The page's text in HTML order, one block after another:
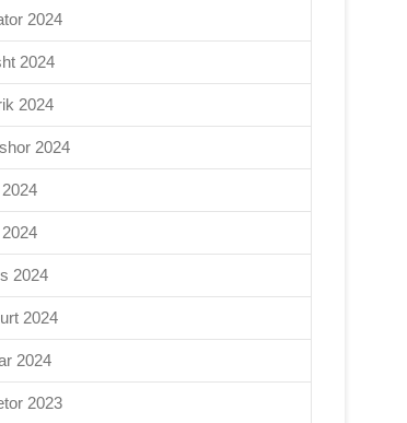
2024
2024
2024
2024
2024
2024
2024
2023